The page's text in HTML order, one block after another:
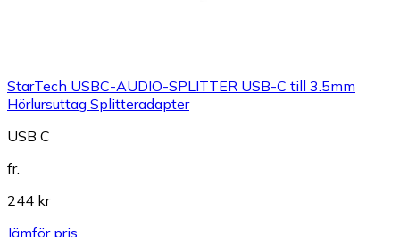
StarTech USBC-AUDIO-SPLITTER USB-C till 3.5mm
Hörlursuttag Splitteradapter
USB C
fr.
244 kr
Jämför pris